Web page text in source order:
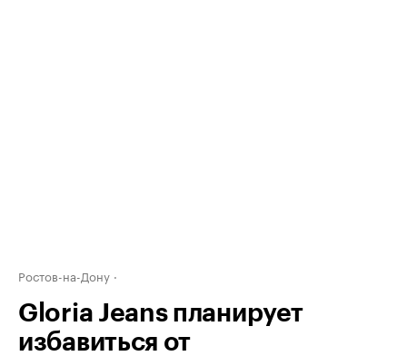
Ростов-на-Дону
Gloria Jeans планирует
избавиться от